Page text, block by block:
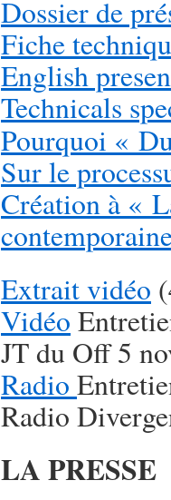
Dossier de
Fiche
English
Technicals
Pourquoi «
Sur le
Création à «
Extrait vidéo
Vidéo
JT du Off 5
Radio
Radio
LA PRESSE